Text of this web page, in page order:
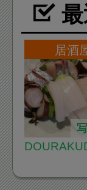
居酒
キッチン）